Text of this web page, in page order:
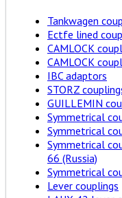
Tankwagen
Ectfe lined
CAMLOCK
CAMLOCK
IBC adaptors
STORZ
GUILLEMIN
Symmetrical
Symmetrical
Symmetrical
66 (Russia)
Symmetrical
Lever couplings